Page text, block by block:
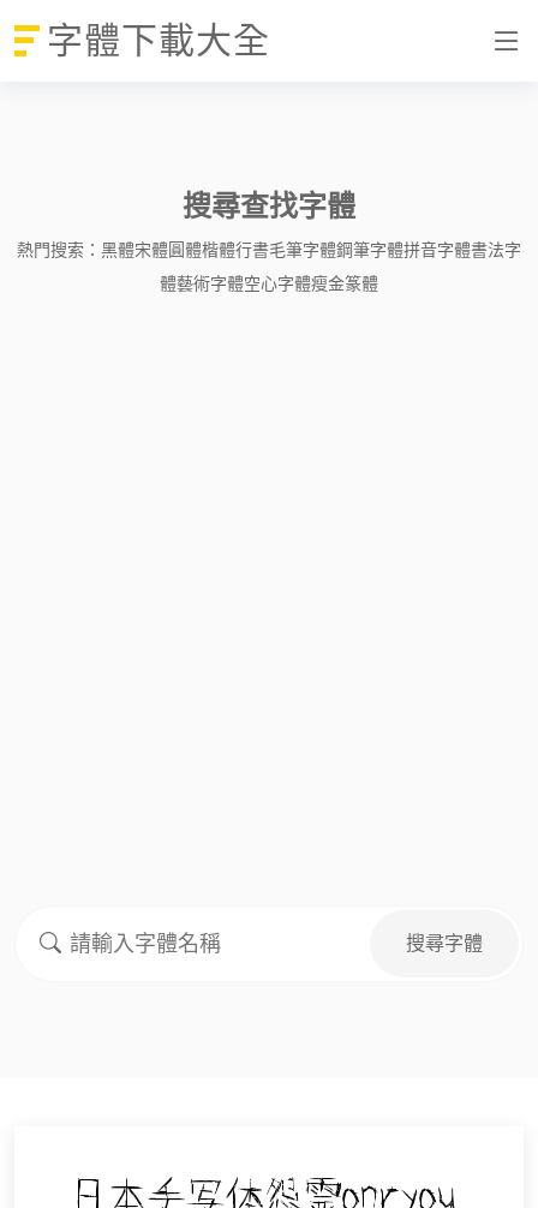
字體下載大全
搜尋查找字體
熱門搜索： 黑體宋體圓體楷體行書毛筆字體鋼筆字體拼音字體書法字
體藝術字體空心字體瘦金篆體